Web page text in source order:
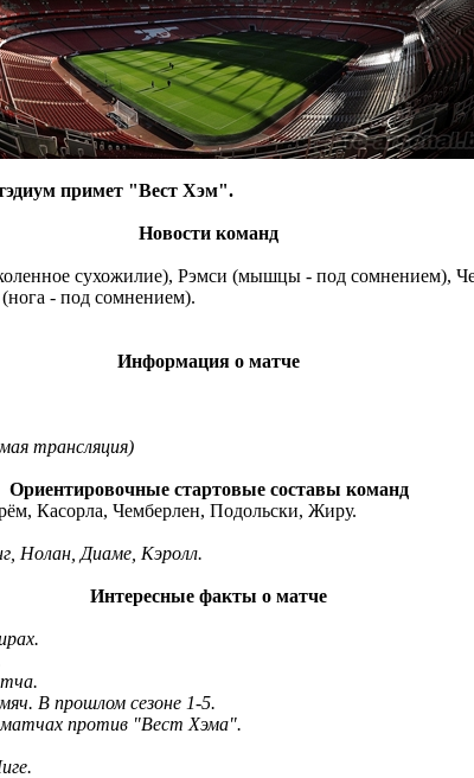
примет "Вест Хэм".
Новости команд
сухожилие), Рэмси (мышцы - под сомнением),
- под сомнением).
Информация о матче
трансляция)
Ориентировочные стартовые составы команд
Касорла, Чемберлен, Подольски, Жиру.
Нолан, Диаме, Кэролл.
Интересные факты о матче
В прошлом сезоне 1-5.
матчах против "Вест Хэма".